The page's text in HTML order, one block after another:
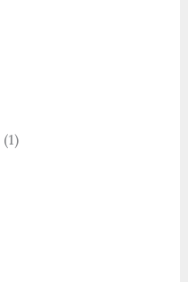
(1)